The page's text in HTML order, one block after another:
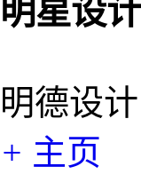
明星设
明德设计
+ 主页